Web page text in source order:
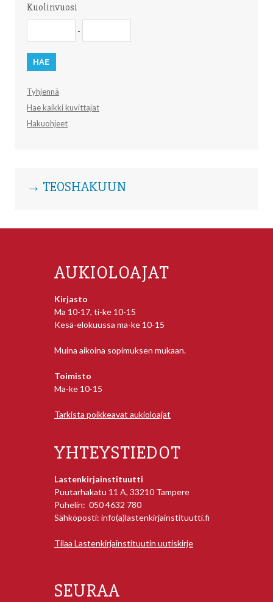
Kuolinvuosi
-
Tyhjennä
Hae kaikki kuvittajat
Hakuohjeet
→ TEOSHAKUUN
AUKIOLOAJAT
Kirjasto
Ma 10-17, ti-ke 10-15
Kesä-elokuussa ma-ke 10-15
Muina aikoina sopimuksen mukaan.
Toimisto
Ma-ke 10-15
Tarkista poikkeavat aukioloajat
YHTEYSTIEDOT
Lastenkirjainstituutti
Puutarhakatu 11 A, 33210 Tampere
Puhelin: 050 4632 780
Sähköposti: info(a)lastenkirjainstituutti.fi
Tilaa Lastenkirjainstituutin uutiskirje
SEURAA